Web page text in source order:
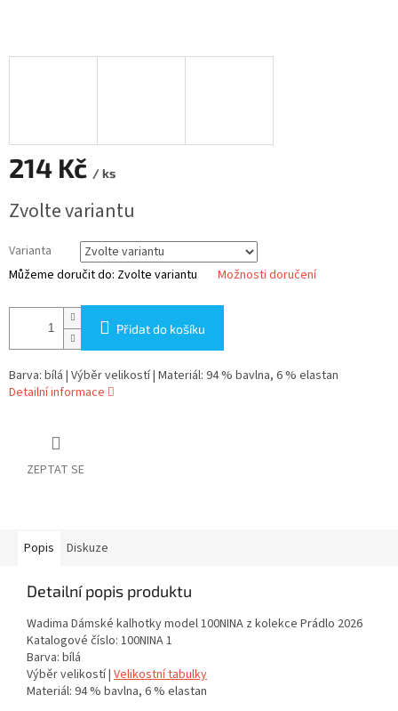
214 Kč / ks
cena:
Zvolte variantu
Varianta
Můžeme doručit do: Zvolte variantu Možnosti doručení
Přidat do košíku
Barva: bílá | Výběr velikostí | Materiál: 94 % bavlna, 6 % elastan
Detailní informace
ZEPTAT SE
Popis Diskuze
Detailní popis produktu
Wadima Dámské kalhotky model 100NINA z kolekce Prádlo 2026
Katalogové číslo: 100NINA 1
Barva: bílá
Výběr velikostí | Velikostní tabulky
Materiál: 94 % bavlna, 6 % elastan